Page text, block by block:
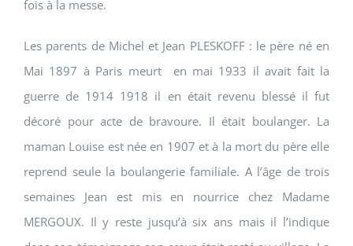
fois à la messe.
Les parents de Michel et Jean PLESKOFF : le père né en
Mai 1897 à Paris meurt en mai 1933 il avait fait la
guerre de 1914 1918 il en était revenu blessé il fut
décoré pour acte de bravoure. Il était boulanger. La
maman Louise est née en 1907 et à la mort du père elle
reprend seule la boulangerie familiale. A l’âge de trois
semaines Jean est mis en nourrice chez Madame
MERGOUX. Il y reste jusqu’à six ans mais il l’indique